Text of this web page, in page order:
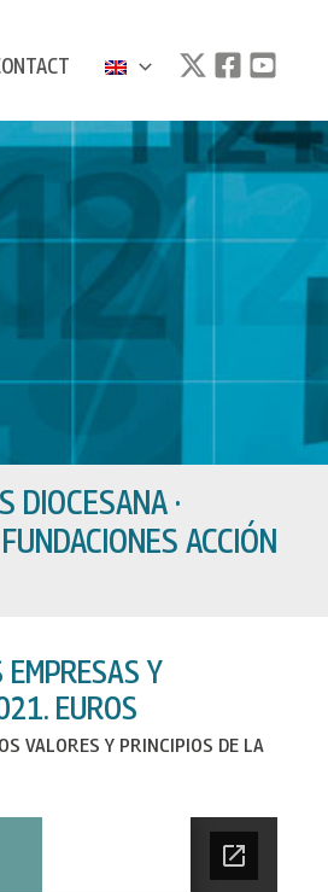
DIOCESANA ·
ACCIÓN
Y
EUROS
VALORES Y PRINCIPIOS DE LA